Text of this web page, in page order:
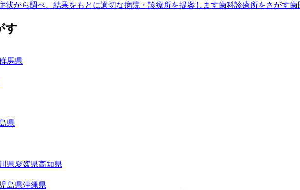
状から調べ、結果をもとに適切な病院・診療所を提案します歯科診療所をさがす歯
す
馬県
県
県愛媛県高知県
島県沖縄県